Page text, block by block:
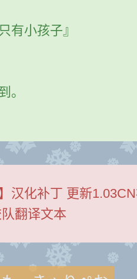
有小孩子』
。
汉化补丁 更新
翻译文本